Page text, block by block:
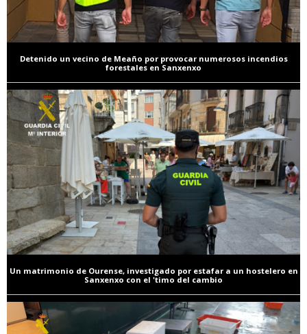
Detenido un vecino de Meaño por provocar numerosos incendios
forestales en Sanxenxo
Un matrimonio de Ourense, investigado por estafar a un hostelero en
Sanxenxo con el 'timo del cambio